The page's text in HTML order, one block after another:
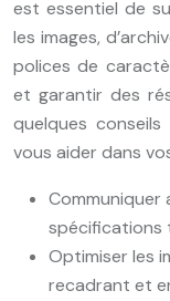
est essentiel de
les images,
polices de
et garantir des
quelques
vous aider dans
Communiquer
spécifications
Optimiser les
recadrant et